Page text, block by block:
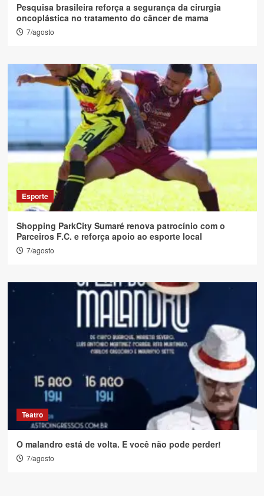
Pesquisa brasileira reforça a segurança da cirurgia
oncoplástica no tratamento do câncer de mama
7/agosto
Esporte
Shopping ParkCity Sumaré renova patrocínio com o
Parceiros F.C. e reforça apoio ao esporte local
7/agosto
Teatro
O malandro está de volta. E você não pode perder!
7/agosto